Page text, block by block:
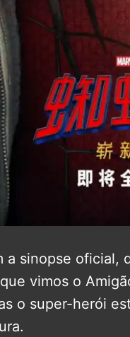
a sinopse oficial,
vimos o
o super-herói